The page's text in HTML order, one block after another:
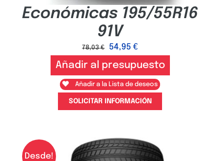
Económicas 195/55R16
91V
78,03€ 54,95 €
Añadir al presupuesto
Añadir a la Lista de deseos
SOLICITAR INFORMACIÓN
Desde!